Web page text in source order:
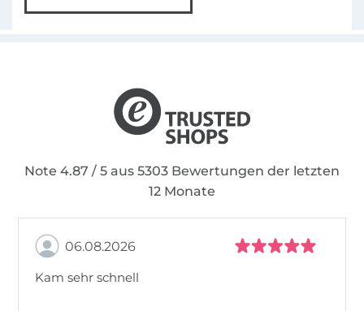
Note 4.87 / 5 aus 5303 Bewertungen der letzten
12 Monate
06.08.2026
Kam sehr schnell